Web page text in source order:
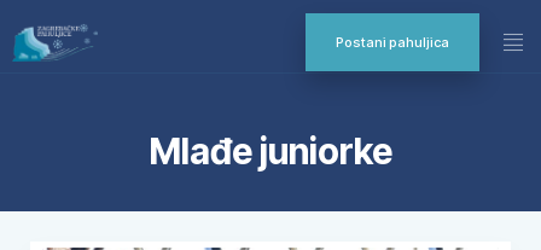
Postani pahuljica
Mlađe juniorke